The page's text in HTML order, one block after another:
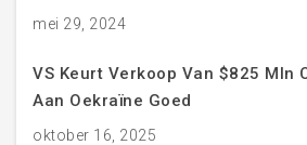
mei 29, 2024
VS Keurt Verkoop Van $825 Mln
Aan Oekraïne Goed
oktober 16, 2025